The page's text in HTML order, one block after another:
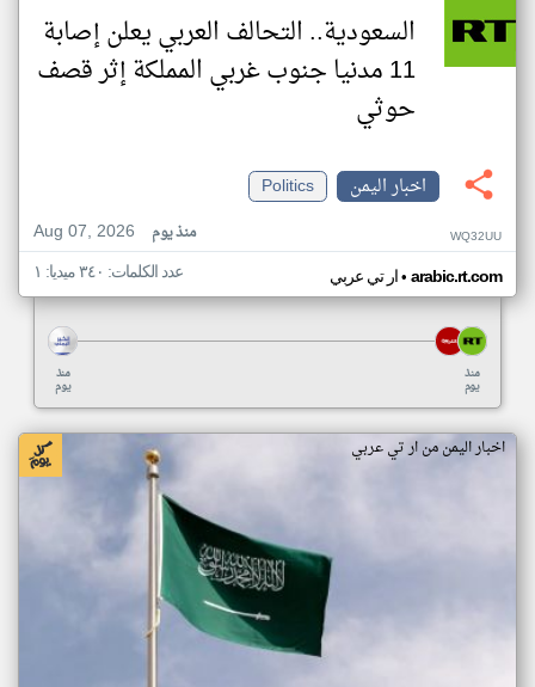
السعودية.. التحالف العربي يعلن إصابة
11 مدنيا جنوب غربي المملكة إثر قصف
حوثي
اخبار اليمن
Politics
Aug 07, 2026
منذ يوم WQ32UU
ار تي عربي• arabic.rt.com عدد الكلمات: ٣٤٠ ميديا: ١
منذ
يوم
منذ
يوم
اخبار اليمن من ار تي عربي